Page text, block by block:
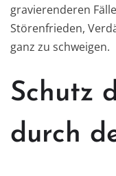
gravierenderen
Störenfrieden,
ganz zu schweigen.
Schutz
durch